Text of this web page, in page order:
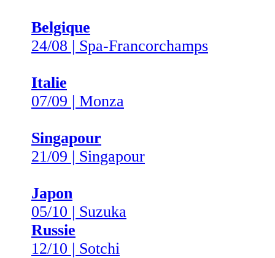
Belgique
24/08 | Spa-Francorchamps
Italie
07/09 | Monza
Singapour
21/09 | Singapour
Japon
05/10 | Suzuka
Russie
12/10 | Sotchi